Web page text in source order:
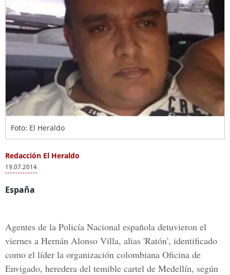
Foto: El Heraldo
Redacción El Heraldo
19.07.2014
España
Agentes de la Policía Nacional española detuvieron el
viernes a Hernán Alonso Villa, alias 'Ratón', identificado
como el líder la organización colombiana Oficina de
Envigado, heredera del temible cartel de Medellín, según